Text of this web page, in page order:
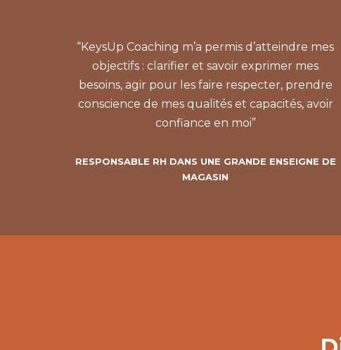
“KeysUp Coaching m’a permis d’atteindre mes
objectifs : clarifier et savoir exprimer mes
besoins, agir pour les faire respecter, prendre
conscience de mes qualités et capacités, avoir
confiance en moi”
RESPONSABLE RH DANS UNE GRANDE ENSEIGNE DE
MAGASIN